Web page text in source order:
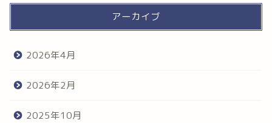
アーカイブ
2026年4月
2026年2月
2025年10月